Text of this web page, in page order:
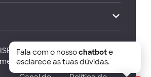
Lisbon School of Economics
2026
Fala com o nossochatbote
esclarece as tuas dúvidas.